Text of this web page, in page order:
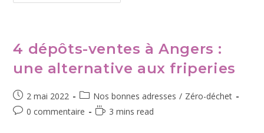
4 dépôts-ventes à Angers :
une alternative aux friperies
2 mai 2022 Nos bonnes adresses / Zéro-déchet
0 commentaire
3 mins read